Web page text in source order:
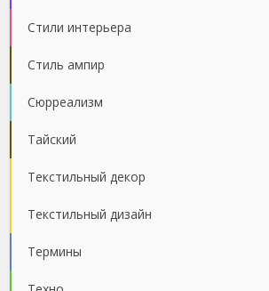
Стили интерьера
Стиль ампир
Сюрреализм
Тайский
Текстильный декор
Текстильный дизайн
Термины